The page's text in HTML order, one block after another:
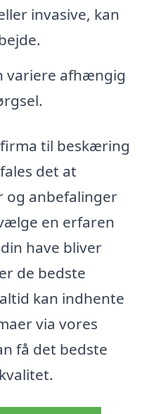
invasive, kan
variere afhængig
til beskæring
det at
og anbefalinger
en erfaren
have bliver
de bedste
kan indhente
via vores
få det bedste